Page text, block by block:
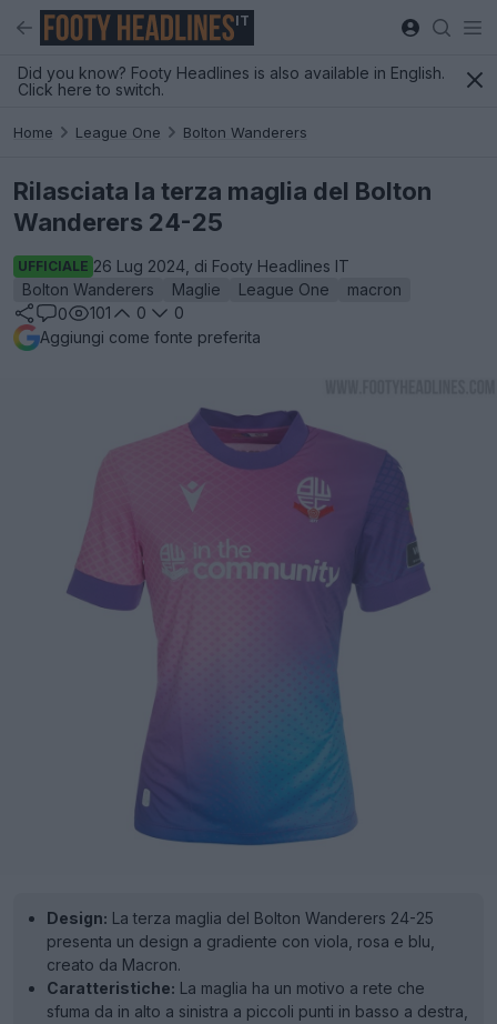
IT
Did you know? Footy Headlines is also available in English.
Click here to switch.
Home League One Bolton Wanderers
Rilasciata la terza maglia del Bolton
Wanderers 24-25
UFFICIALE 26 Lug 2024, di Footy Headlines IT
Bolton Wanderers
Maglie League One
macron
0
101 0
0
Aggiungi come fonte preferita
Design: La terza maglia del Bolton Wanderers 24-25
presenta un design a gradiente con viola, rosa e blu,
creato da Macron.
Caratteristiche: La maglia ha un motivo a rete che
sfuma da in alto a sinistra a piccoli punti in basso a destra,